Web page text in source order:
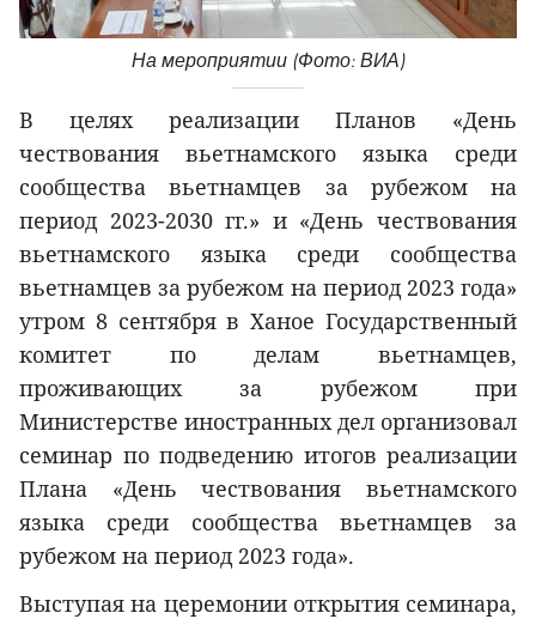
На мероприятии (Фото: ВИА)
В целях реализации Планов «День
чествования вьетнамского языка среди
сообщества вьетнамцев за рубежом на
период 2023-2030 гг.» и «День чествования
вьетнамского языка среди сообщества
вьетнамцев за рубежом на период 2023 года»
утром 8 cентября в Ханое Государственный
комитет по делам вьетнамцев,
проживающих за рубежом при
Министерстве иностранных дел организовал
семинар по подведению итогов реализации
Плана «День чествования вьетнамского
языка среди сообщества вьетнамцев за
рубежом на период 2023 года».
Выступая на церемонии открытия семинара,